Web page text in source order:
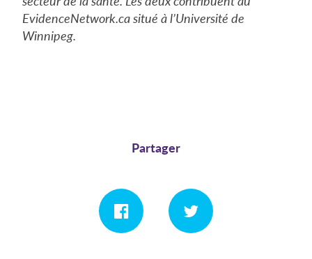
EvidenceNetwork.ca situé à l’Université de
Winnipeg.
Partager